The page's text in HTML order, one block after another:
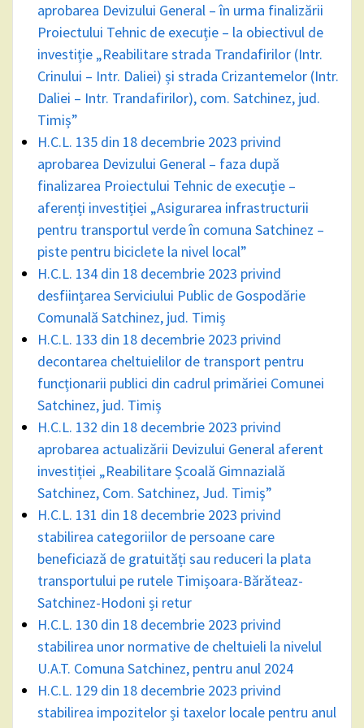
aprobarea Devizului General – în urma finalizării
Proiectului Tehnic de execuție – la obiectivul de
investiție „Reabilitare strada Trandafirilor (Intr.
Crinului – Intr. Daliei) și strada Crizantemelor (Intr.
Daliei – Intr. Trandafirilor), com. Satchinez, jud.
Timiș”
H.C.L. 135 din 18 decembrie 2023 privind
aprobarea Devizului General – faza după
finalizarea Proiectului Tehnic de execuție –
aferenți investiției „Asigurarea infrastructurii
pentru transportul verde în comuna Satchinez –
piste pentru biciclete la nivel local”
H.C.L. 134 din 18 decembrie 2023 privind
desființarea Serviciului Public de Gospodărie
Comunală Satchinez, jud. Timiș
H.C.L. 133 din 18 decembrie 2023 privind
decontarea cheltuielilor de transport pentru
funcționarii publici din cadrul primăriei Comunei
Satchinez, jud. Timiș
H.C.L. 132 din 18 decembrie 2023 privind
aprobarea actualizării Devizului General aferent
investiției „Reabilitare Școală Gimnazială
Satchinez, Com. Satchinez, Jud. Timiș”
H.C.L. 131 din 18 decembrie 2023 privind
stabilirea categoriilor de persoane care
beneficiază de gratuități sau reduceri la plata
transportului pe rutele Timișoara-Bărăteaz-
Satchinez-Hodoni și retur
H.C.L. 130 din 18 decembrie 2023 privind
stabilirea unor normative de cheltuieli la nivelul
U.A.T. Comuna Satchinez, pentru anul 2024
H.C.L. 129 din 18 decembrie 2023 privind
stabilirea impozitelor și taxelor locale pentru anul